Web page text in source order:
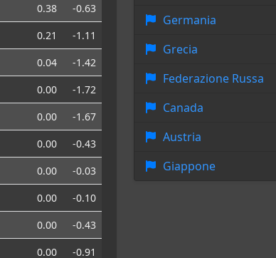
0.38
-0.63
0.21
-1.11
0.04
-1.42
0.00
-1.72
0.00
-1.67
0.00
-0.43
0.00
-0.03
0.00
-0.10
0.00
-0.43
0.00 -0.91
Germania
Grecia
Federazione Russa
Canada
Austria
Giappone